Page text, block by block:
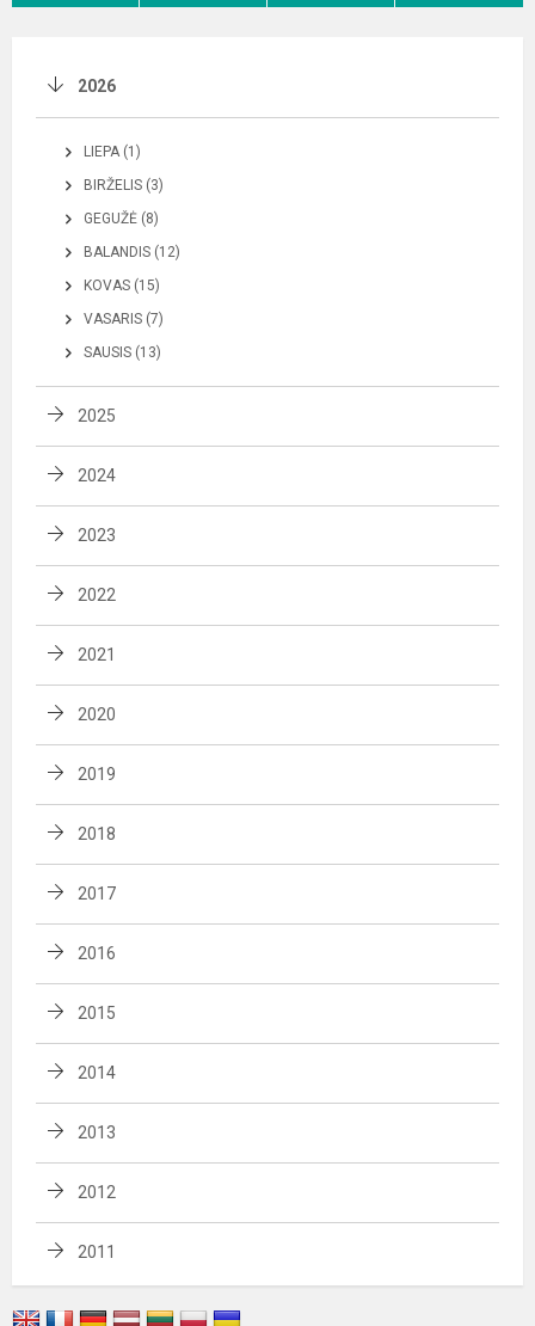
2026
LIEPA (1)
BIRŽELIS (3)
GEGUŽĖ (8)
BALANDIS (12)
KOVAS (15)
VASARIS (7)
SAUSIS (13)
2025
2024
2023
2022
2021
2020
2019
2018
2017
2016
2015
2014
2013
2012
2011